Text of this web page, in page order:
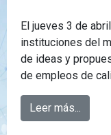
El jueves 3 de
instituciones del
de ideas y
de empleos de
Leer más...